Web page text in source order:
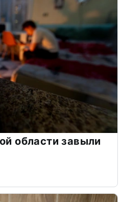
области завыли